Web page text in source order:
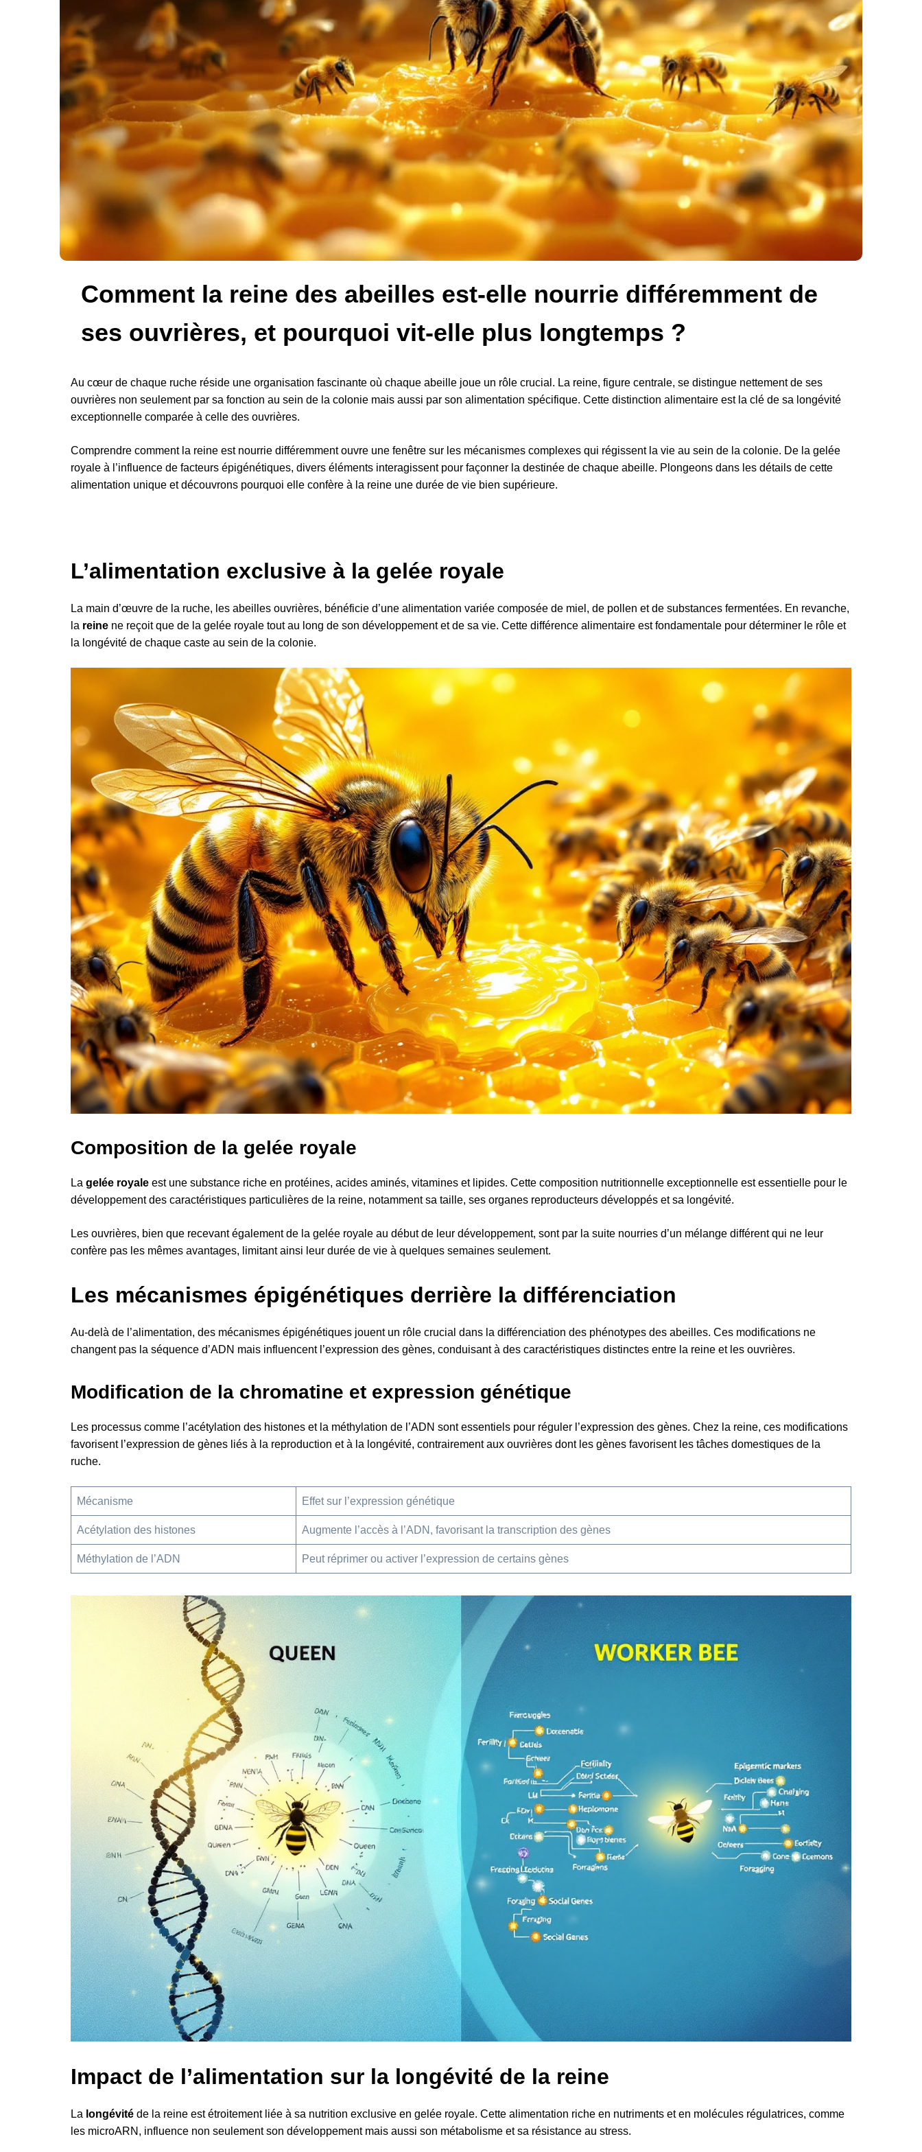
Comment la reine des abeilles est-elle nourrie différemment de
ses ouvrières, et pourquoi vit-elle plus longtemps ?
Au cœur de chaque ruche réside une organisation fascinante où chaque abeille joue un rôle crucial. La reine, figure centrale, se distingue nettement de ses
ouvrières non seulement par sa fonction au sein de la colonie mais aussi par son alimentation spécifique. Cette distinction alimentaire est la clé de sa longévité
exceptionnelle comparée à celle des ouvrières.
Comprendre comment la reine est nourrie différemment ouvre une fenêtre sur les mécanismes complexes qui régissent la vie au sein de la colonie. De la gelée
royale à l’influence de facteurs épigénétiques, divers éléments interagissent pour façonner la destinée de chaque abeille. Plongeons dans les détails de cette
alimentation unique et découvrons pourquoi elle confère à la reine une durée de vie bien supérieure.
L’alimentation exclusive à la gelée royale
La main d’œuvre de la ruche, les abeilles ouvrières, bénéficie d’une alimentation variée composée de miel, de pollen et de substances fermentées. En revanche,
la reine ne reçoit que de la gelée royale tout au long de son développement et de sa vie. Cette différence alimentaire est fondamentale pour déterminer le rôle et
la longévité de chaque caste au sein de la colonie.
Composition de la gelée royale
La gelée royale est une substance riche en protéines, acides aminés, vitamines et lipides. Cette composition nutritionnelle exceptionnelle est essentielle pour le
développement des caractéristiques particulières de la reine, notamment sa taille, ses organes reproducteurs développés et sa longévité.
Les ouvrières, bien que recevant également de la gelée royale au début de leur développement, sont par la suite nourries d’un mélange différent qui ne leur
confère pas les mêmes avantages, limitant ainsi leur durée de vie à quelques semaines seulement.
Les mécanismes épigénétiques derrière la différenciation
Au-delà de l’alimentation, des mécanismes épigénétiques jouent un rôle crucial dans la différenciation des phénotypes des abeilles. Ces modifications ne
changent pas la séquence d’ADN mais influencent l’expression des gènes, conduisant à des caractéristiques distinctes entre la reine et les ouvrières.
Modification de la chromatine et expression génétique
Les processus comme l’acétylation des histones et la méthylation de l’ADN sont essentiels pour réguler l’expression des gènes. Chez la reine, ces modifications
favorisent l’expression de gènes liés à la reproduction et à la longévité, contrairement aux ouvrières dont les gènes favorisent les tâches domestiques de la
ruche.
Mécanisme Effet sur l’expression génétique
Acétylation des histones Augmente l’accès à l’ADN, favorisant la transcription des gènes
Méthylation de l’ADN Peut réprimer ou activer l’expression de certains gènes
Impact de l’alimentation sur la longévité de la reine
La longévité de la reine est étroitement liée à sa nutrition exclusive en gelée royale. Cette alimentation riche en nutriments et en molécules régulatrices, comme
les microARN, influence non seulement son développement mais aussi son métabolisme et sa résistance au stress.